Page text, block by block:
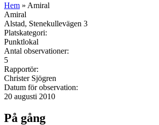
Hem » Amiral
Amiral
Alstad, Stenekullevägen 3
Platskategori:
Punktlokal
Antal observationer:
5
Rapportör:
Christer Sjögren
Datum för observation:
20 augusti 2010
På gång